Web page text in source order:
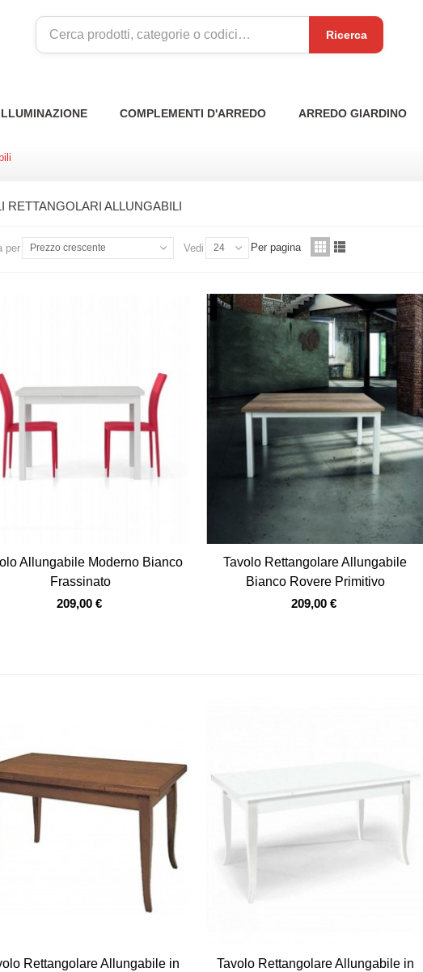
Ricerca
COMPLEMENTI D'ARREDO ARREDO GIARDINO
RETTANGOLARI ALLUNGABILI
per Prezzo crescente Vedi 24 Per pagina
Vista veloce
Allungabile Moderno Bianco
Frassinato
209,00 €
Vista veloce
Tavolo Rettangolare Allungabile
Bianco Rovere Primitivo
209,00 €
Vista veloce
Rettangolare Allungabile in
Vista veloce
Tavolo Rettangolare Allungabile in